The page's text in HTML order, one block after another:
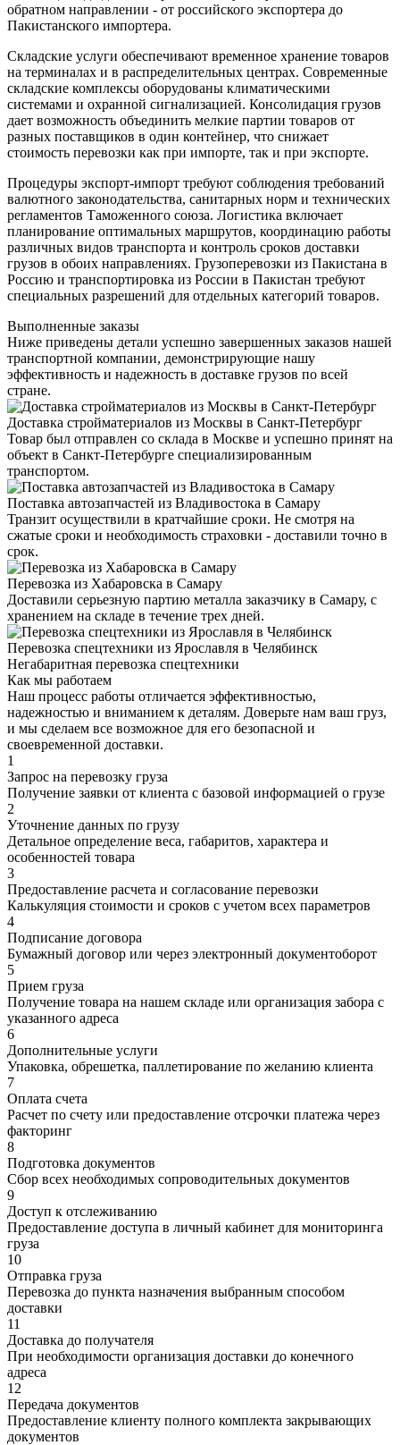
обратном направлении - от российского экспортера до
Пакистанского импортера.
Складские услуги обеспечивают временное хранение товаров
на терминалах и в распределительных центрах. Современные
складские комплексы оборудованы климатическими
системами и охранной сигнализацией. Консолидация грузов
дает возможность объединить мелкие партии товаров от
разных поставщиков в один контейнер, что снижает
стоимость перевозки как при импорте, так и при экспорте.
Процедуры экспорт-импорт требуют соблюдения требований
валютного законодательства, санитарных норм и технических
регламентов Таможенного союза. Логистика включает
планирование оптимальных маршрутов, координацию работы
различных видов транспорта и контроль сроков доставки
грузов в обоих направлениях. Грузоперевозки из Пакистана в
Россию и транспортировка из России в Пакистан требуют
специальных разрешений для отдельных категорий товаров.
Выполненные заказы
Ниже приведены детали успешно завершенных заказов нашей
транспортной компании, демонстрирующие нашу
эффективность и надежность в доставке грузов по всей
стране.
Доставка стройматериалов из Москвы в Санкт-Петербург
Товар был отправлен со склада в Москве и успешно принят на
объект в Санкт-Петербурге специализированным
транспортом.
Поставка автозапчастей из Владивостока в Самару
Транзит осуществили в кратчайшие сроки. Не смотря на
сжатые сроки и необходимость страховки - доставили точно в
срок.
Перевозка из Хабаровска в Самару
Доставили серьезную партию металла заказчику в Самару, с
хранением на складе в течение трех дней.
Перевозка спецтехники из Ярославля в Челябинск
Негабаритная перевозка спецтехники
Как мы работаем
Наш процесс работы отличается эффективностью,
надежностью и вниманием к деталям. Доверьте нам ваш груз,
и мы сделаем все возможное для его безопасной и
своевременной доставки.
1
Запрос на перевозку груза
Получение заявки от клиента с базовой информацией о грузе
2
Уточнение данных по грузу
Детальное определение веса, габаритов, характера и
особенностей товара
3
Предоставление расчета и согласование перевозки
Калькуляция стоимости и сроков с учетом всех параметров
4
Подписание договора
Бумажный договор или через электронный документоборот
5
Прием груза
Получение товара на нашем складе или организация забора с
указанного адреса
6
Дополнительные услуги
Упаковка, обрешетка, паллетирование по желанию клиента
7
Оплата счета
Расчет по счету или предоставление отсрочки платежа через
факторинг
8
Подготовка документов
Сбор всех необходимых сопроводительных документов
9
Доступ к отслеживанию
Предоставление доступа в личный кабинет для мониторинга
груза
10
Отправка груза
Перевозка до пункта назначения выбранным способом
доставки
11
Доставка до получателя
При необходимости организация доставки до конечного
адреса
12
Передача документов
Предоставление клиенту полного комплекта закрывающих
документов